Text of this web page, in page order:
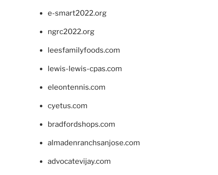
e-smart2022.org
ngrc2022.org
leesfamilyfoods.com
lewis-lewis-cpas.com
eleontennis.com
cyetus.com
bradfordshops.com
almadenranchsanjose.com
advocatevijay.com